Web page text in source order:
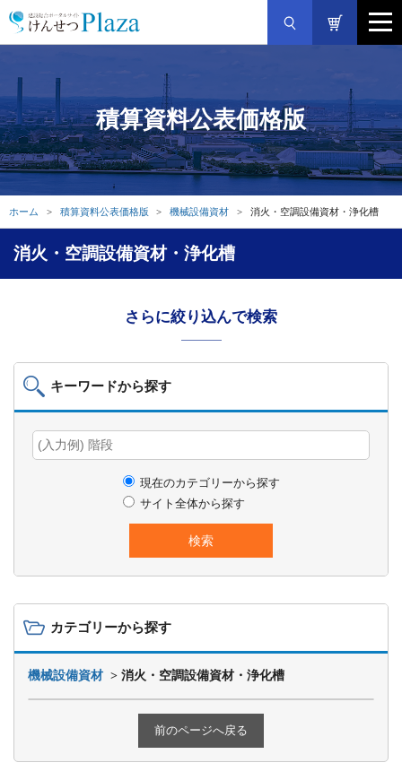
積算資料公表価格版
ホーム 積算資料公表価格版 機械設備資材 消火・空調設備資材・浄化槽
消火・空調設備資材・浄化槽
さらに絞り込んで検索
キーワードから探す
現在のカテゴリーから探す
サイト全体から探す
検索
カテゴリーから探す
機械設備資材 > 消火・空調設備資材・浄化槽
前のページへ戻る